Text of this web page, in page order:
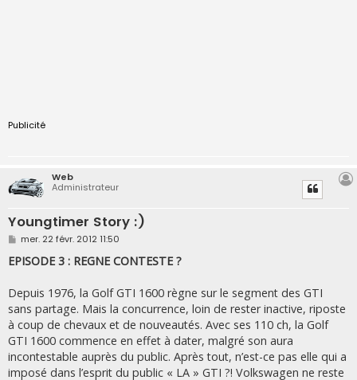
Publicité
Web
Administrateur
Youngtimer Story :)
M
s
s
g
e
mer. 22 févr. 2012 11:50
EPISODE 3 : REGNE CONTESTE ?
Depuis 1976, la Golf GTI 1600 règne sur le segment des GTI
sans partage. Mais la concurrence, loin de rester inactive, riposte
à coup de chevaux et de nouveautés. Avec ses 110 ch, la Golf
GTI 1600 commence en effet à dater, malgré son aura
incontestable auprès du public. Après tout, n’est-ce pas elle qui a
imposé dans l’esprit du public « LA » GTI ?! Volkswagen ne reste